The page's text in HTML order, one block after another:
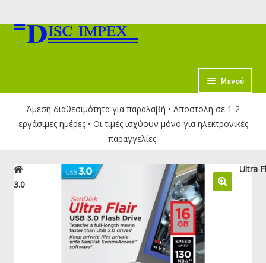
Απευθείας
μετάβαση
Μετάβαση
Μενού
Άμεση διαθεσιμότητα για παραλαβή • Αποστολή σε 1-2
εργάσιμες ημέρες • Οι τιμές ισχύουν μόνο για ηλεκτρονικές
παραγγελίες.
Αρχική σελίδα USB Flash Drives USB 3.0
SanDisk Ultra
3.0 Drive 16GB | SDCZ73-016G